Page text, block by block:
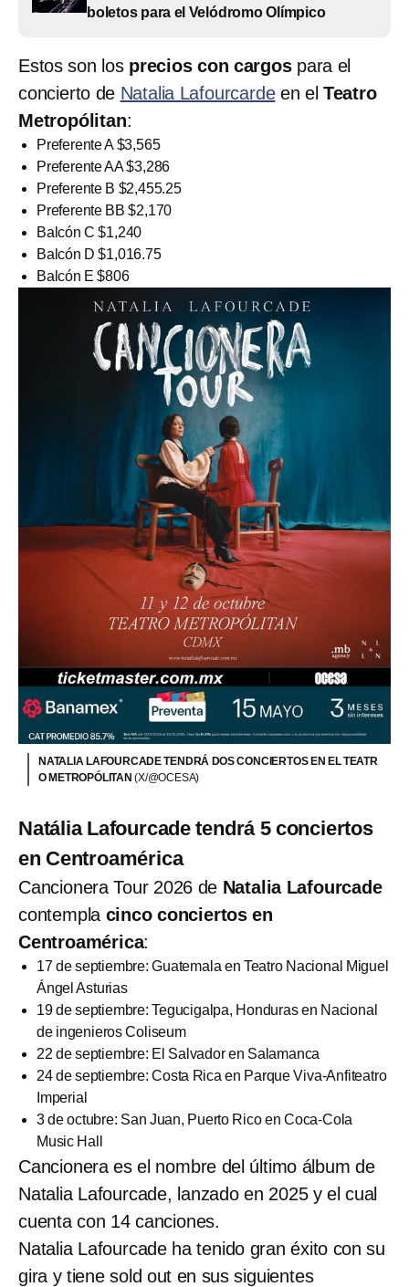
boletos para el Velódromo Olímpico
Estos son los precios con cargospara el
concierto de Natalia Lafourcardeen el Teatro
Metropólitan:
Preferente A $3,565
Preferente AA $3,286
Preferente B $2,455.25
Preferente BB $2,170
Balcón C $1,240
Balcón D $1,016.75
Balcón E $806
NATALIA LAFOURCADE TENDRÁ DOS CONCIERTOS EN EL TEATR
O METROPÓLITAN(X/@OCESA)
Natália Lafourcade tendrá 5 conciertos
en Centroamérica
Cancionera Tour 2026 de Natalia Lafourcade
contempla cinco conciertos en
Centroamérica:
17 de septiembre: Guatemala en Teatro Nacional Miguel
Ángel Asturias
19 de septiembre: Tegucigalpa, Honduras en Nacional
de ingenieros Coliseum
22 de septiembre: El Salvador en Salamanca
24 de septiembre: Costa Rica en Parque Viva-Anfiteatro
Imperial
3 de octubre: San Juan, Puerto Rico en Coca-Cola
Music Hall
Cancionera es el nombre del último álbum de
Natalia Lafourcade, lanzado en 2025 y el cual
cuenta con 14 canciones.
Natalia Lafourcade ha tenido gran éxito con su
gira y tiene sold out en sus siguientes